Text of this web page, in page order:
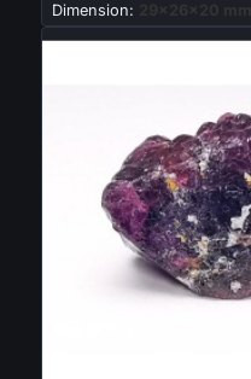
Dimension: 29x26x20 mm
Nouveau